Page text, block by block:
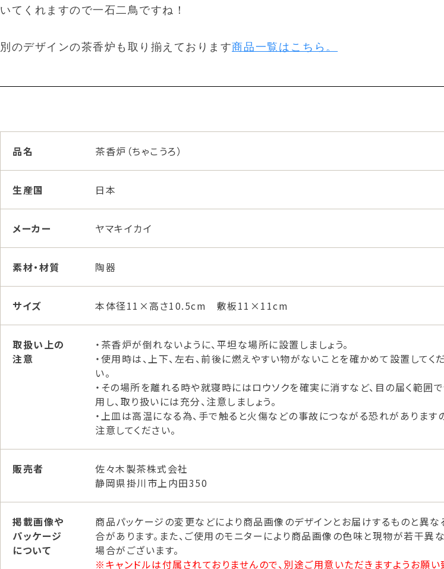
いてくれますので一石二鳥ですね！
別のデザインの茶香炉も取り揃えております商品一覧はこちら。
品名 茶香炉（ちゃこうろ）
生産国 日本
メーカー ヤマキイカイ
素材・材質 陶器
サイズ 本体径11×高さ10.5cm 敷板11×11cm
取扱い上の
注意
・茶香炉が倒れないように、平坦な場所に設置しましょう。
・使用時は、上下、左右、前後に燃えやすい物がないことを確かめて設置してく
い。
・その場所を離れる時や就寝時にはロウソクを確実に消すなど、目の届く範囲
用し、取り扱いには充分、注意しましょう。
・上皿は高温になる為、手で触ると火傷などの事故につながる恐れがあります
注意してください。
販売者
佐々木製茶株式会社
静岡県掛川市上内田350
掲載画像や
パッケージ
について
商品パッケージの変更などにより商品画像のデザインとお届けするものと異な
合があります。また、ご使用のモニターにより商品画像の色味と現物が若干異
場合がございます。
※キャンドルは付属されておりませんので、別途ご用意いただきますようお願い